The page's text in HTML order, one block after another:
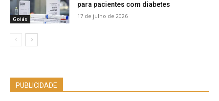
Goiás
para pacientes com diabetes
17 de julho de 2026
PUBLICIDADE